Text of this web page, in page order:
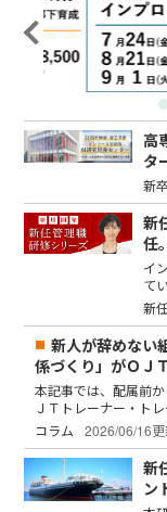
高
タ
新
新
任
イ
て
新
新人が辞めない
係づくり」がＯＪ
本記事では、配属前
ＪＴトレーナー・ト
コラム
2026/06/16
新
ン